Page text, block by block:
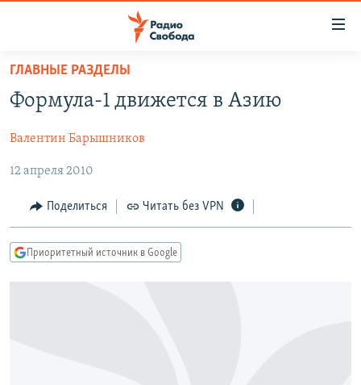
упрощенного
доступа
содержанию
Вернутся
главной
навигации
Вернутся
ПОДКАСТЫ
АВТОРСКИЕ ПРОЕКТЫ
ЦИТАТЫ СВОБОДЫ
МНЕНИЯ
КУЛЬТУРА
IDEL.РЕАЛИИ
ГЛАВНЫЕ РАЗДЕЛЫ
Формула-1 движется в Азию
Валентин Барышников
12 апреля 2010
Поделиться Читать без VPN
Приоритетный источник в Google